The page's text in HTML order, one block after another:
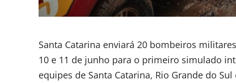
Santa Catarina enviará 20 bombeiros
10 e 11 de junho para o primeiro simulado
equipes de Santa Catarina, Rio Grande do